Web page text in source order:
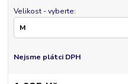
Velikost - vyberte:
Nejsme plátci DPH